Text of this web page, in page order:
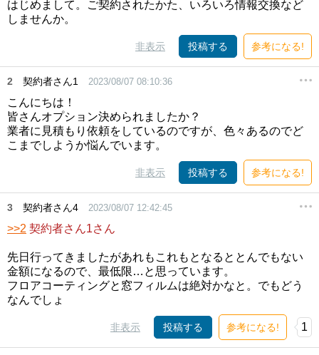
はじめまして。ご契約されたかた、いろいろ情報交換など
しませんか。
非表示 投稿する 参考になる!
2 契約者さん1 2023/08/07 08:10:36
こんにちは！
皆さんオプション決められましたか？
業者に見積もり依頼をしているのですが、色々あるのでど
こまでしようか悩んでいます。
非表示 投稿する 参考になる!
3 契約者さん4 2023/08/07 12:42:45
>>2 契約者さん1さん
先日行ってきましたがあれもこれもとなるととんでもない
金額になるので、最低限…と思っています。
フロアコーティングと窓フィルムは絶対かなと。でもどう
なんでしょ
非表示 投稿する 参考になる! 1